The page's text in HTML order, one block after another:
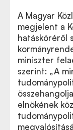
A Magyar
megjelent a
hatásköréről
miniszter
szerint: „A
elnökének